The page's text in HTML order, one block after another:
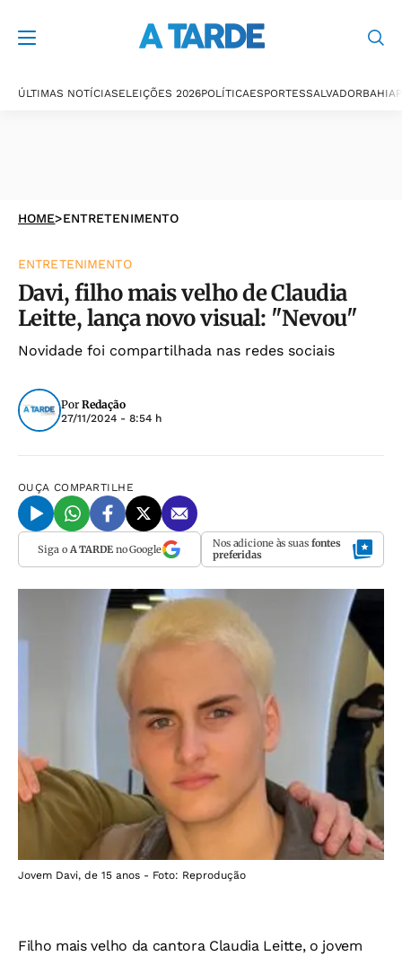
ÚLTIMAS NOTÍCIASELEIÇÕES 2026POLÍTICAESPORTESSALVADORBAHIA
HOME>ENTRETENIMENTO
ENTRETENIMENTO
Davi, filho mais velho de Claudia
Leitte, lança novo visual: "Nevou"
Novidade foi compartilhada nas redes sociais
Por Redação
27/11/2024 - 8:54 h
OUÇA COMPARTILHE
Siga o A TARDEno Google Nos adicione às suas fontes
preferidas
Jovem Davi, de 15 anos - Foto: Reprodução
Filho mais velho da cantora Claudia Leitte, o jovem